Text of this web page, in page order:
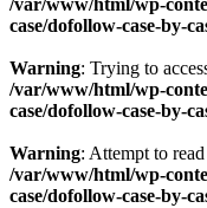
/var/www/html/wp-
case/dofollow-case-by-
Warning: Trying to
/var/www/html/wp-
case/dofollow-case-by-
Warning: Attempt to
/var/www/html/wp-
case/dofollow-case-by-